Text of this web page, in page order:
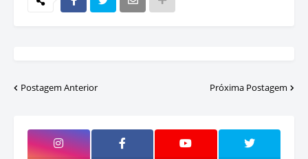
Postagem Anterior Próxima Postagem